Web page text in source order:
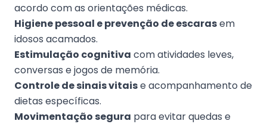
acordo com as orientações médicas.
Higiene pessoal e prevenção de escarasem
idosos acamados.
Estimulação cognitiva com atividades leves,
conversas e jogos de memória.
Controle de sinais vitaise acompanhamento de
dietas específicas.
Movimentação segura para evitar quedas e